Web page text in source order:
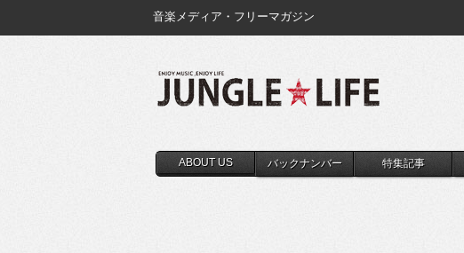
音楽メディア・フリーマガジン
ABOUT US バックナンバー 特集記事